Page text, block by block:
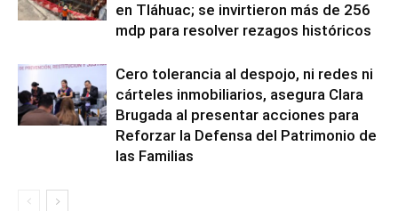
en Tláhuac; se invirtieron más de 256
mdp para resolver rezagos históricos
Cero tolerancia al despojo, ni redes ni
cárteles inmobiliarios, asegura Clara
Brugada al presentar acciones para
Reforzar la Defensa del Patrimonio de
las Familias